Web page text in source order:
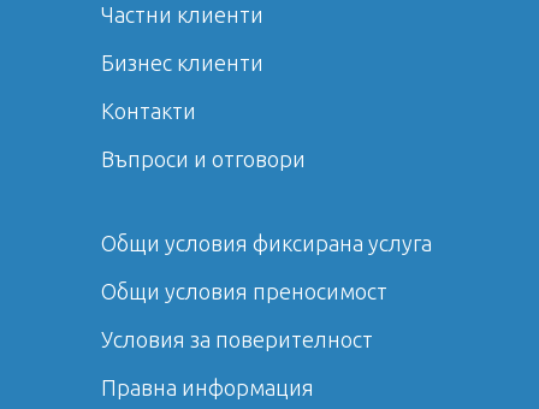
Частни клиенти
Бизнес клиенти
Контакти
Въпроси и отговори
Общи условия фиксирана услуга
Общи условия преносимост
Условия за поверителност
Правна информация